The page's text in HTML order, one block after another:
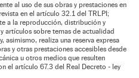
al uso de sus obras y prestaciones en
en el artículo 32.1 del TRLPI;
a la reproducción, distribución y
artículos sobre temas de actualidad
asimismo, realiza una reserva expresa
y otras prestaciones accesibles desde
u otros medios que resulten
el artículo 67.3 del Real Decreto - ley